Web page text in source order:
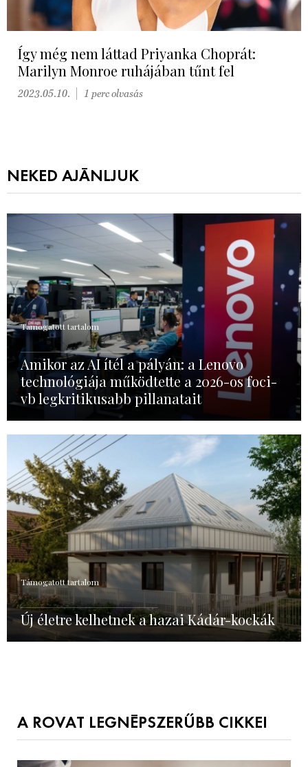
Így még nem láttad Priyanka Choprát:
Marilyn Monroe ruhájában tűnt fel
2023.05.10. 1 perc olvasás
NEKED AJÁNLJUK
Támogatott tartalom
Amikor az AI ítél a pályán: a Lenovo
technológiája működtette a 2026-os foci-
vb legkritikusabb pillanatait
Támogatott tartalom
Új életre kelhetnek a hazai Kádár-kockák
A ROVAT LEGNÉPSZERŰBB CIKKEI